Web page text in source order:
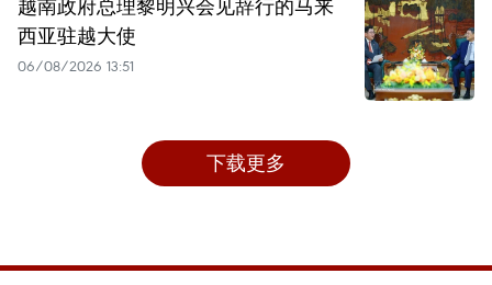
西亚驻越大使
06/08/2026 13:51
下载更多